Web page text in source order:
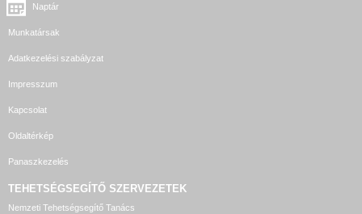
Naptár
Munkatársak
Adatkezelési szabályzat
Impresszum
Kapcsolat
Oldaltérkép
Panaszkezelés
TEHETSÉGSEGÍTŐ SZERVEZETEK
Nemzeti Tehetségsegítő Tanács